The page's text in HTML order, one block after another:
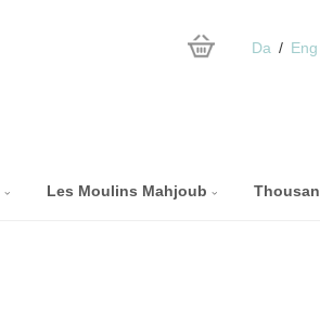
Da Eng
Les Moulins Mahjoub